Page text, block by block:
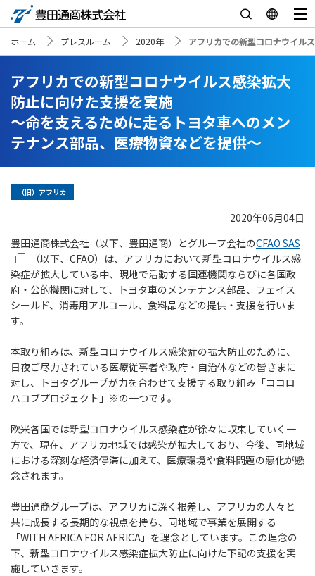
ホーム プレスルーム 2020年 アフリカでの新型コロナウイル
アフリカでの新型コロナウイルス感染拡大
防止に向けた支援を実施
～命を支えるために走るトヨタ車へのメン
テナンス部品、医療物資などを提供～
（旧）アフリカ
2020年06月04日
豊田通商株式会社（以下、豊田通商）とグループ会社のCFAO SAS
（以下、CFAO）は、アフリカにおいて新型コロナウイルス感
染症が拡大している中、現地で活動する国連機関ならびに各国政
府・公的機関に対して、トヨタ車のメンテナンス部品、フェイス
シールド、消毒用アルコール、食料品などの提供・支援を行いま
す。
本取り組みは、新型コロナウイルス感染症の拡大防止のために、
日夜ご尽力されている医療従事者や政府・自治体などの皆さまに
対し、トヨタグループが力を合わせて支援する取り組み「ココロ
ハコブプロジェクト」※の一つです。
欧米各国では新型コロナウイルス感染症が徐々に収束していく一
方で、現在、アフリカ地域では感染が拡大しており、今後、同地域
における深刻な経済停滞に加えて、医療環境や食料問題の悪化が懸
念されます。
豊田通商グループは、アフリカに深く根差し、アフリカの人々と
共に成長する長期的な視点を持ち、同地域で事業を展開する
「WITH AFRICA FOR AFRICA」を理念としています。この理念の
下、新型コロナウイルス感染症拡大防止に向けた下記の支援を実
施していきます。